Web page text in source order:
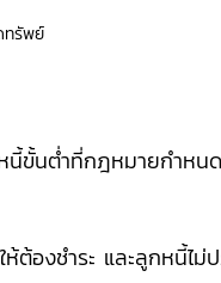
ทรัพย์
นี้ขั้นต่ำที่กฎหมายกำหน
องชำระ และลูกหนี้ไม่